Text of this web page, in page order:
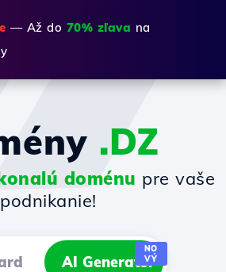
— Až do 70% zľava na
.DZ
doménu pre vaše
podnikanie!
AI Generator
NO
VÝ